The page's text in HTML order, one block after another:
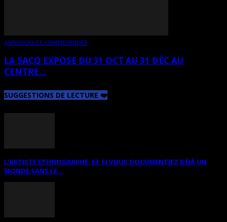
ANNONCES ET COMMUNIQUÉS
LA SACQ EXPOSE DU 31 OCT AU 31 DÉC AU
CENTRE...
SUGGESTIONS DE LECTURE ❤️
L’ARTISTE ETHNOGRAPHE: ET SI VOUS DOCUMENTIEZ DÉJÀ UN
MONDE SANS LE...